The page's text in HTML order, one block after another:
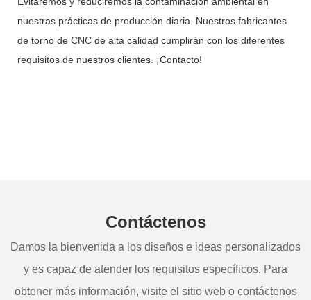
nuestras prácticas de producción diaria. Nuestros fabricantes
de torno de CNC de alta calidad cumplirán con los diferentes
requisitos de nuestros clientes. ¡Contacto!
Contáctenos
Damos la bienvenida a los diseños e ideas personalizados
y es capaz de atender los requisitos específicos. Para
obtener más información, visite el sitio web o contáctenos